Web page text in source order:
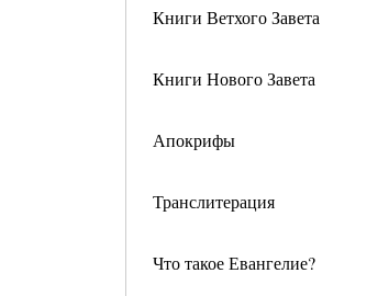
Книги Ветхого Завета
Книги Нового Завета
Апокрифы
Транслитерация
Что такое Евангелие?